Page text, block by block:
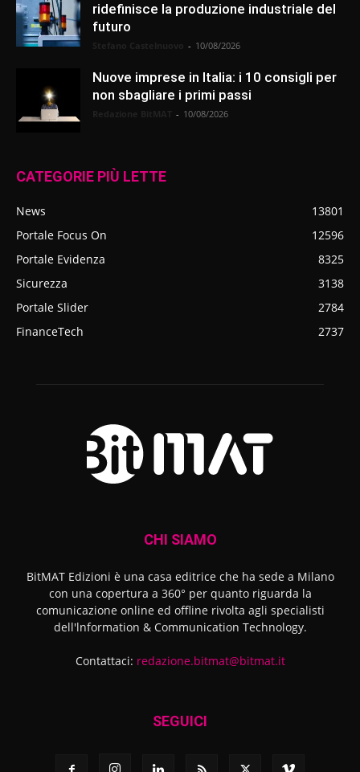
ridefinisce la produzione industriale del
futuro
- 10/08/2026
Nuove imprese in Italia: i 10 consigli per
non sbagliare i primi passi
- 10/08/2026
CATEGORIE PIÙ LETTE
News
13801
Portale Focus On
12596
Portale Evidenza
8325
Sicurezza
3138
Portale Slider
2784
FinanceTech
2737
CHI SIAMO
BitMAT Edizioni è una casa editrice che ha sede a Milano
con una copertura a 360° per quanto riguarda la
comunicazione online ed offline rivolta agli specialisti
dell'lnformation & Communication Technology.
Contattaci: redazione.bitmat@bitmat.it
SEGUICI